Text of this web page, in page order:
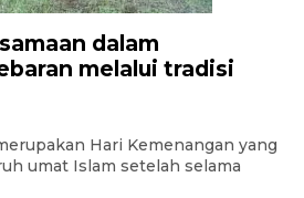
dalam
melalui tradisi
Hari Kemenangan yang
umat Islam setelah selama